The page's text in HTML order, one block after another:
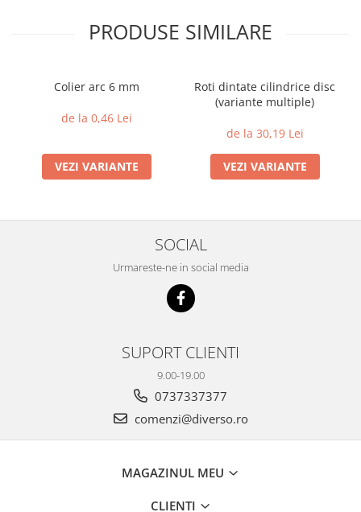
PRODUSE SIMILARE
Colier arc 6 mm
de la 0,46 Lei
VEZI VARIANTE
Roti dintate cilindrice disc
(variante multiple)
de la 30,19 Lei
VEZI VARIANTE
SOCIAL
Urmareste-ne in social media
SUPORT CLIENTI
9.00-19.00
0737337377
comenzi@diverso.ro
MAGAZINUL MEU
CLIENTI